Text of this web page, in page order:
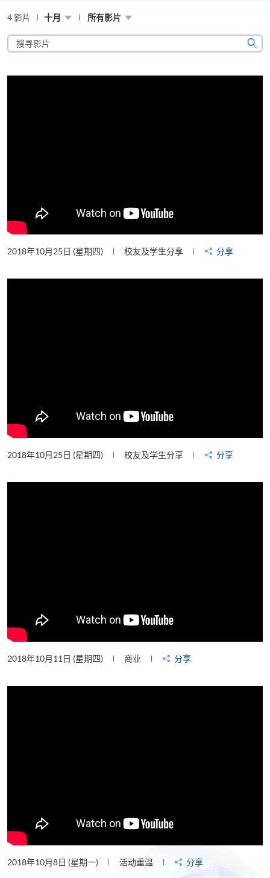
4 影片 十月 所有影片
搜
寻
片
搜
2018年10月25日 (星期四) 校友及学生分享 分享
2018年10月25日 (星期四) 校友及学生分享 分享
2018年10月11日 (星期四) 商业 分享
2018年10月8日 (星期一) 活动重温 分享